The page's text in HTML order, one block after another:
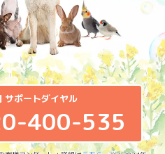
サポートダイヤル
400-535